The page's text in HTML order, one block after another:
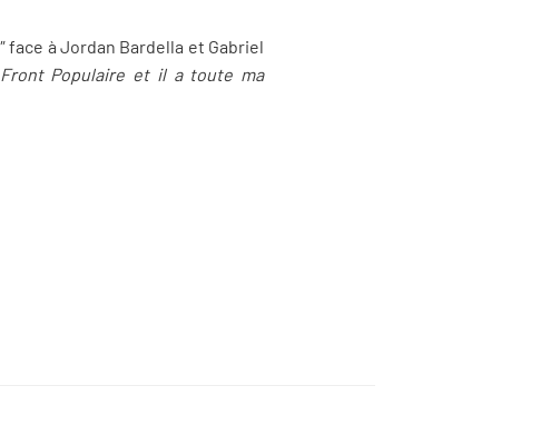
face à Jordan Bardella et Gabriel
Populaire et il a toute ma